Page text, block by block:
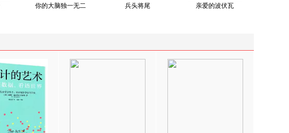
你的大脑独一无二 兵头将尾 亲爱的波伏瓦